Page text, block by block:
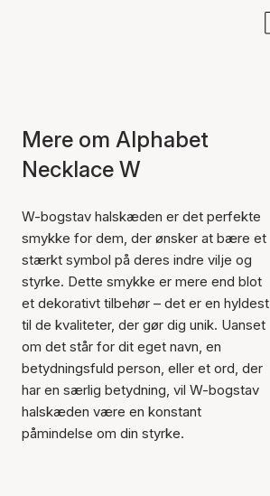
Varen er tilføjet til kurven
Mere om Alphabet
Necklace W
W-bogstav halskæden er det perfekte
smykke for dem, der ønsker at bære et
stærkt symbol på deres indre vilje og
styrke. Dette smykke er mere end blot
et dekorativt tilbehør – det er en hyldest
til de kvaliteter, der gør dig unik. Uanset
om det står for dit eget navn, en
betydningsfuld person, eller et ord, der
har en særlig betydning, vil W-bogstav
halskæden være en konstant
påmindelse om din styrke.